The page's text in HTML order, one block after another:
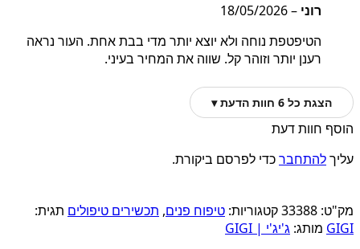
רוני –
18/05/2026
הטיפטפת נוחה ולא יוצא יותר מדי בבת אחת. העור נראה
רענן יותר וזוהר קל. שווה את המחיר בעיני.
הצגת כל 6 חוות הדעת ▾
הוסף חוות דעת
עליךלהתחברכדי לפרסם ביקורת.
מק"ט: 33388קטגוריות: טיפוח פנים, תכשירים טיפולים תגית:
GIGI מותג: ג'יג'י | GIGI